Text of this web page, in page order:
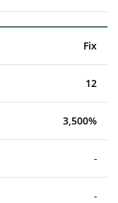
Fix
12
3,500%
-
-